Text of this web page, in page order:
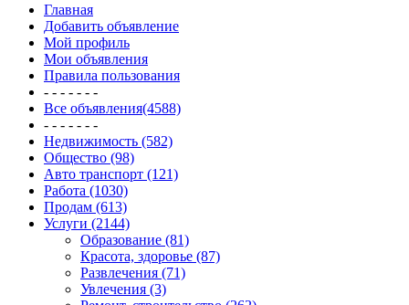
Главная
Добавить объявление
Мой профиль
Мои объявления
Правила пользования
- - - - - - -
Все объявления(4588)
- - - - - - -
Недвижимость (582)
Общество (98)
Авто транспорт (121)
Работа (1030)
Продам (613)
Услуги (2144)
Образование (81)
Красота, здоровье (87)
Развлечения (71)
Увлечения (3)